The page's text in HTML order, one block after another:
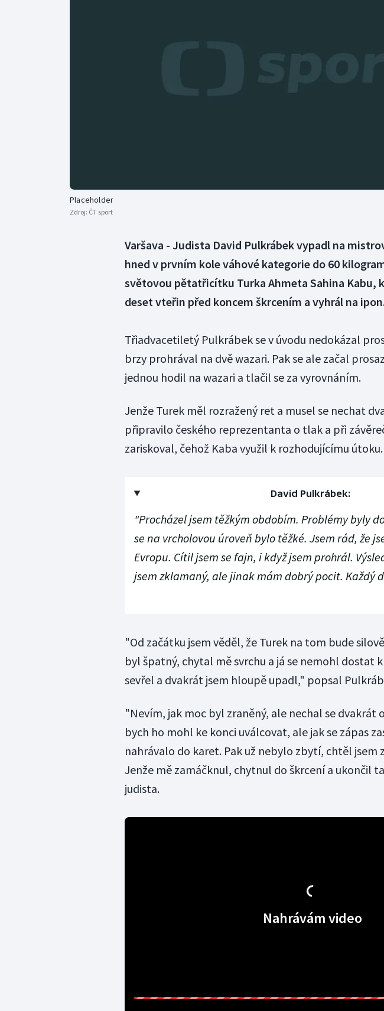
Placeholder
Zdroj: ČT sport
Varšava - Judista David Pulkrábek vypadl na
hned v prvním kole váhové kategorie do 60
světovou pětatřicítku Turka Ahmeta Sahina Kabu,
deset vteřin před koncem škrcením a vyhrál na
Třiadvacetiletý Pulkrábek se v úvodu nedokázal
brzy prohrával na dvě wazari. Pak se ale začal
jednou hodil na wazari a tlačil se za vyrovnáním.
Jenže Turek měl rozražený ret a musel se nechat
připravilo českého reprezentanta o tlak a při
zariskoval, čehož Kaba využil k rozhodujícímu útoku.
David Pulkrábek:
"Procházel jsem těžkým obdobím. Problémy byly
se na vrcholovou úroveň bylo těžké. Jsem rád, že
Evropu. Cítil jsem se fajn, i když jsem prohrál.
jsem zklamaný, ale jinak mám dobrý pocit. Každý
"Od začátku jsem věděl, že Turek na tom bude
byl špatný, chytal mě svrchu a já se nemohl dostat
sevřel a dvakrát jsem hloupě upadl," popsal
"Nevím, jak moc byl zraněný, ale nechal se dvakrát
bych ho mohl ke konci uválcovat, ale jak se zápas
nahrávalo do karet. Pak už nebylo zbytí, chtěl jsem
Jenže mě zamáčknul, chytnul do škrcení a ukončil
judista.
Nahrávám video